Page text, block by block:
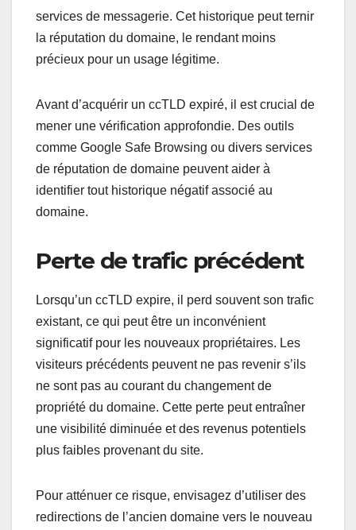
services de messagerie. Cet historique peut ternir
la réputation du domaine, le rendant moins
précieux pour un usage légitime.
Avant d’acquérir un ccTLD expiré, il est crucial de
mener une vérification approfondie. Des outils
comme Google Safe Browsing ou divers services
de réputation de domaine peuvent aider à
identifier tout historique négatif associé au
domaine.
Perte de trafic précédent
Lorsqu’un ccTLD expire, il perd souvent son trafic
existant, ce qui peut être un inconvénient
significatif pour les nouveaux propriétaires. Les
visiteurs précédents peuvent ne pas revenir s’ils
ne sont pas au courant du changement de
propriété du domaine. Cette perte peut entraîner
une visibilité diminuée et des revenus potentiels
plus faibles provenant du site.
Pour atténuer ce risque, envisagez d’utiliser des
redirections de l’ancien domaine vers le nouveau